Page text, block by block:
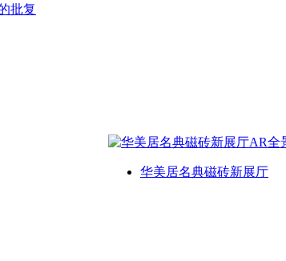
批复
华美居名典磁砖新展厅